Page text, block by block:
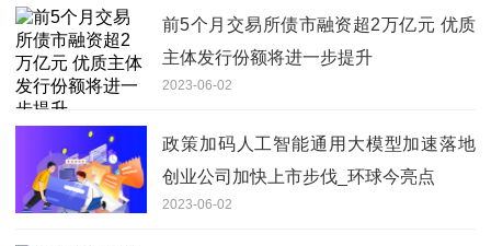
前5个月交易所债市融资超2万亿元 优质
主体发行份额将进一步提升
2023-06-02
政策加码人工智能通用大模型加速落地
创业公司加快上市步伐_环球今亮点
2023-06-02